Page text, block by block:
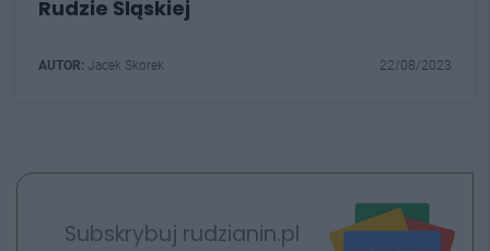
Rudzie Śląskiej
AUTOR: Jacek Skorek 22/08/2023
Subskrybuj rudzianin.pl